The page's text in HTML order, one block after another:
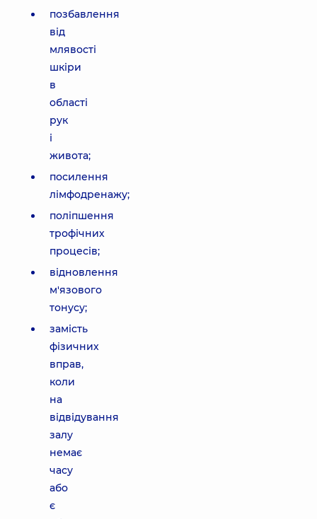
позбавлення
від
млявості
шкіри
в
області
рук
і
живота;
посилення
лімфодренажу;
поліпшення
трофічних
процесів;
відновлення
м'язового
тонусу;
замість
фізичних
вправ,
коли
на
відвідування
залу
немає
часу
або
є